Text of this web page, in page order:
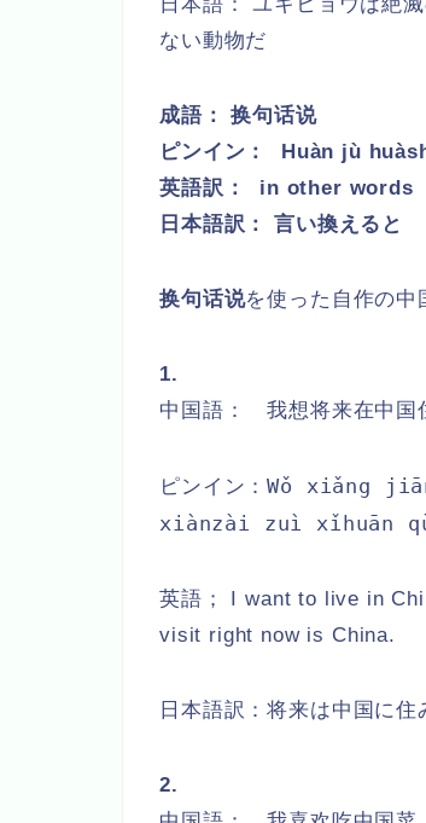
ない動物だ
成語：
换句话说
ピンイン： Huàn jù
英語訳： in other words
日本語訳： 言い換えると
换句话说を使 った 自作の中
1.
中国語： 我想将来在中国
ピンイン：Wǒ xiǎng
xiànzài zuì xǐhuān
英語； I want to live in
visit right now is China.
日本語訳：将来は中国に住
2.